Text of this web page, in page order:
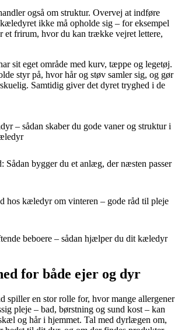
også om struktur. Overvej at indføre
ikke må opholde sig – for eksempel
et frirum, hvor du kan trække vejret lettere,
sit eget område med kurv, tæppe og legetøj.
styr på, hvor hår og støv samler sig, og gør
Samtidig giver det dyret tryghed i de
– sådan skaber du gode vaner og struktur i
Sådan bygger du et anlæg, der næsten passer
hos kæledyr om vinteren – gode råd til pleje
beboere – sådan hjælper du dit kæledyr
for både ejer og dyr
spiller en stor rolle for, hvor mange allergener
pleje – bad, børstning og sund kost – kan
og hår i hjemmet. Tal med dyrlægen om,